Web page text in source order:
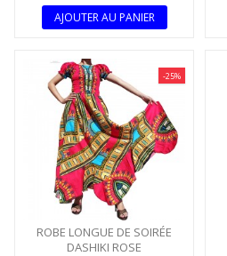
AJOUTER AU PANIER
-25%
ROBE LONGUE DE SOIRÉE
DASHIKI ROSE